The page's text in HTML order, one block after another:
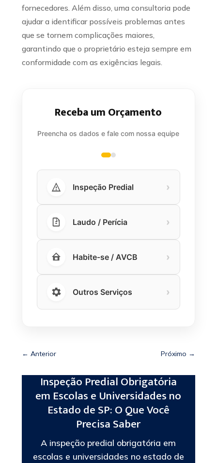
fornecedores. Além disso, uma consultoria pode
ajudar a identificar possíveis problemas antes
que se tornem complicações maiores,
garantindo que o proprietário esteja sempre em
conformidade com as exigências legais.
Receba um Orçamento
Preencha os dados e fale com nossa equipe
Inspeção Predial ›
Laudo / Perícia ›
Habite-se / AVCB ›
Outros Serviços ›
← Anterior Próximo →
Inspeção Predial Obrigatória
em Escolas e Universidades no
Estado de SP: O Que Você
Precisa Saber
A inspeção predial obrigatória em
escolas e universidades no estado de